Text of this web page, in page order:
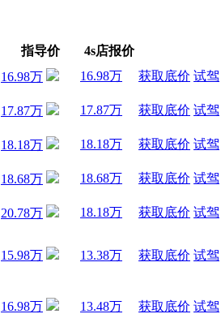
指导价 4s店报价
16.98万 16.98万 获取底价 试驾
17.87万 17.87万 获取底价 试驾
18.18万 18.18万 获取底价 试驾
18.68万 18.68万 获取底价 试驾
20.78万 18.18万 获取底价 试驾
15.98万 13.38万 获取底价 试驾
16.98万 13.48万 获取底价 试驾